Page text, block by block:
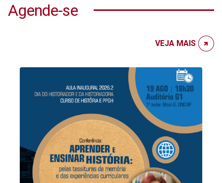
Agende-se
VEJA MAIS